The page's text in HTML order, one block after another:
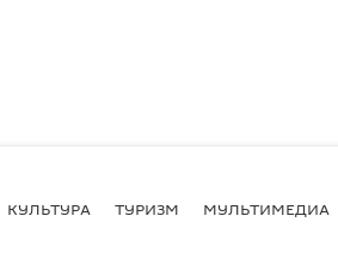
КУЛЬТУРА ТУРИЗМ МУЛЬТИМЕДИА